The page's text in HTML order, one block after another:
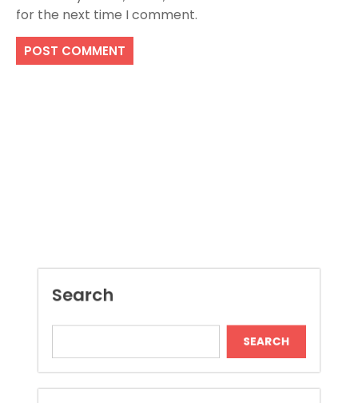
for the next time I comment.
Recent Posts
Local Dispensary Offering Safe and Reliable
Options